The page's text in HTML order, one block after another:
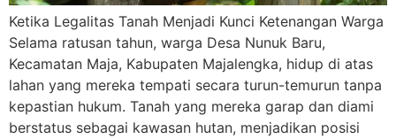
Ketika Legalitas Tanah Menjadi Kunci Ketenangan Warga
Selama ratusan tahun, warga Desa Nunuk Baru,
Kecamatan Maja, Kabupaten Majalengka, hidup di atas
lahan yang mereka tempati secara turun-temurun tanpa
kepastian hukum. Tanah yang mereka garap dan diami
berstatus sebagai kawasan hutan, menjadikan posisi